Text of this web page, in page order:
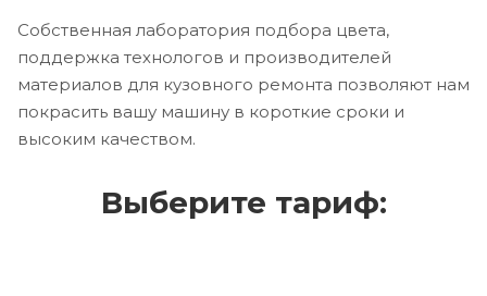
Собственная лаборатория подбора цвета,
поддержка технологов и производителей
материалов для кузовного ремонта позволяют нам
покрасить вашу машину в короткие сроки и
высоким качеством.
Выберите тариф: